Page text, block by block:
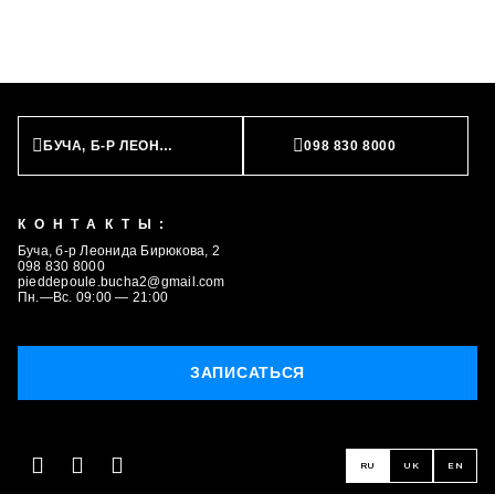
БУЧА, Б-Р ЛЕОНИДА БИРЮКОВА, 2 098 830 8000
КОНТАКТЫ:
Буча, б-р Леонида Бирюкова, 2
098 830 8000
pieddepoule.bucha2@gmail.com
Пн.—Вс. 09:00 — 21:00
ЗАПИСАТЬСЯ
RU UK EN